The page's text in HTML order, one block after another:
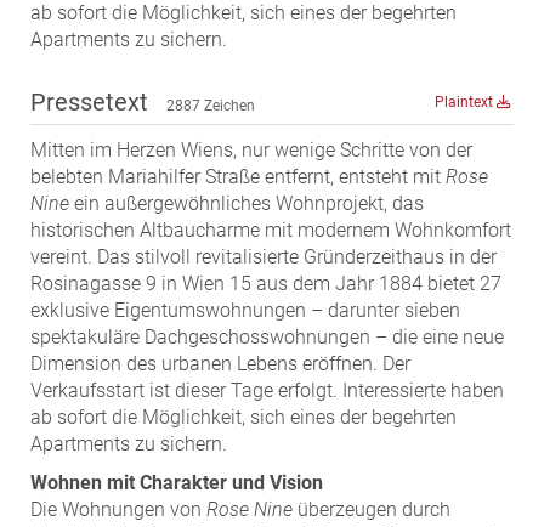
Savoir Vivre Group
STEUP Realitäten
teamneunzehn
VÖPE Next
Verband Österreichischer Versicherungsmakler
Weinrauch Rechtsanwälte
WINEGG Realitäten
ZEHA Real Estate
Media
Pressekontakt
ab sofort die Möglichkeit, sich eines der begehrten
Apartments zu sichern.
Pressetext 2887 Zeichen Plaintext
Mitten im Herzen Wiens, nur wenige Schritte von der
belebten Mariahilfer Straße entfernt, entsteht mit Rose
Nine ein außergewöhnliches Wohnprojekt, das
historischen Altbaucharme mit modernem Wohnkomfort
vereint. Das stilvoll revitalisierte Gründerzeithaus in der
Rosinagasse 9 in Wien 15 aus dem Jahr 1884 bietet 27
exklusive Eigentumswohnungen – darunter sieben
spektakuläre Dachgeschosswohnungen – die eine neue
Dimension des urbanen Lebens eröffnen. Der
Verkaufsstart ist dieser Tage erfolgt. Interessierte haben
ab sofort die Möglichkeit, sich eines der begehrten
Apartments zu sichern.
Wohnen mit Charakter und Vision
Die Wohnungen von Rose Nine überzeugen durch